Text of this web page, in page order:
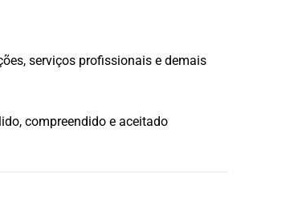
serviços profissionais e demais
compreendido e aceitado